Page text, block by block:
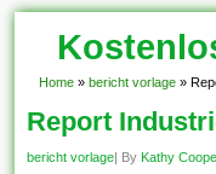
Home » bericht vorlage »
Report
bericht vorlage| By Kathy